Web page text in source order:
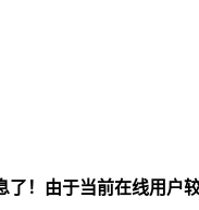
了！由于当前在线用户